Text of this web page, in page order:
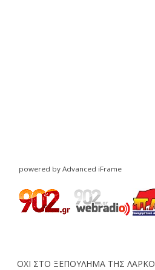
powered by Advanced iFrame
ΟΧΙ ΣΤΟ ΞΕΠΟΥΛΗΜΑ ΤΗΣ ΛΑΡΚΟ